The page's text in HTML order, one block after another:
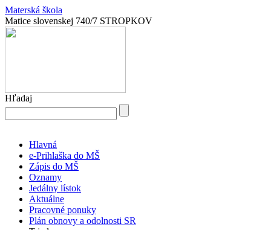
Materská škola
Matice slovenskej 740/7 STROPKOV
Hľadaj
Hlavná
e-Prihlaška do MŠ
Zápis do MŠ
Oznamy
Jedálny lístok
Aktuálne
Pracovné ponuky
Plán obnovy a odolnosti SR